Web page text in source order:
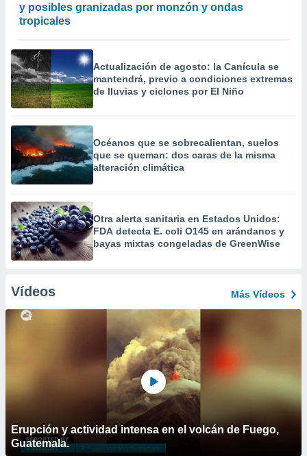
y posibles granizadas por monzón y ondas
tropicales
Actualización de agosto: la Canícula se
mantendrá, previo a condiciones extremas
de lluvias y ciclones por El Niño
Océanos que se sobrecalientan, suelos
que se queman: dos caras de la misma
alteración climática
Otra alerta sanitaria en Estados Unidos:
FDA detecta E. coli O145 en arándanos y
bayas mixtas congeladas de GreenWise
Vídeos Más Vídeos
Erupción y actividad intensa en el volcán de Fuego,
Guatemala.